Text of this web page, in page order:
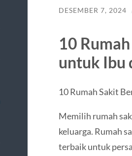
DESEMBER 7, 2024
10
untuk Ibu
10 Rumah Sakit
Memilih rumah
keluarga. Rumah
terbaik untuk